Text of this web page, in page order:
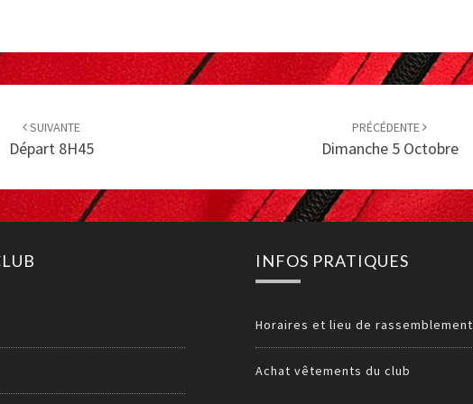
SUIVANTE
Départ 8H45
PRÉCÉDENTE
Dimanche 5 Octobre
INFOS PRATIQUES
Horaires et lieu de rassemblement
Achat vêtements du club